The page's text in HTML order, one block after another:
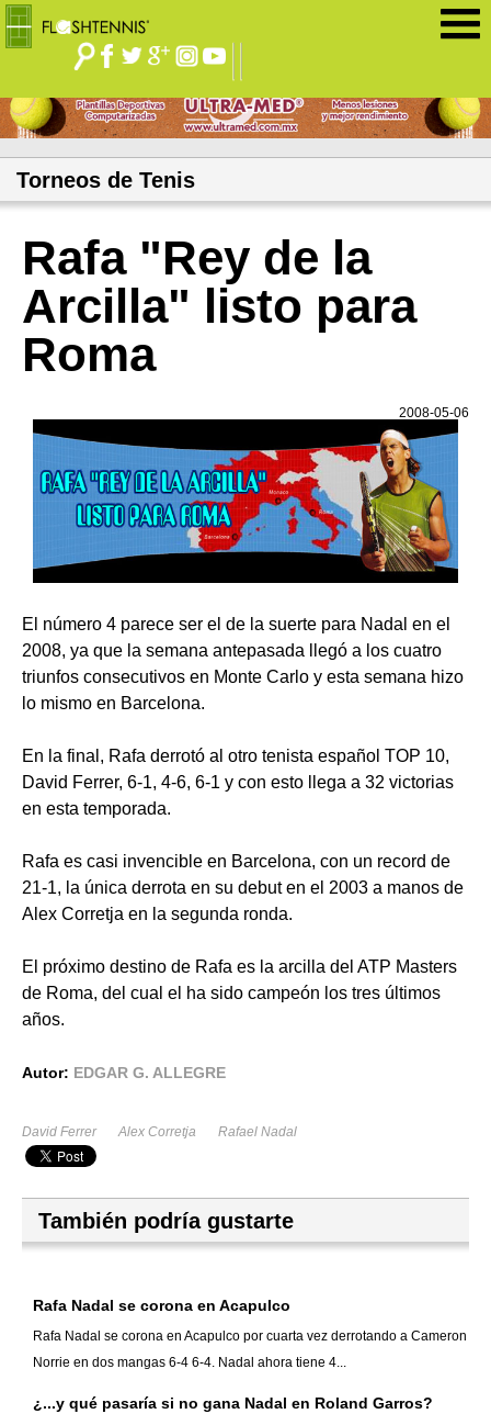
Torneos de Tenis
Rafa "Rey de la
Arcilla" listo para
Roma
2008-05-06
El número 4 parece ser el de la suerte para Nadal en el
2008, ya que la semana antepasada llegó a los cuatro
triunfos consecutivos en Monte Carlo y esta semana hizo
lo mismo en Barcelona.
En la final, Rafa derrotó al otro tenista español TOP 10,
David Ferrer, 6-1, 4-6, 6-1 y con esto llega a 32 victorias
en esta temporada.
Rafa es casi invencible en Barcelona, con un record de
21-1, la única derrota en su debut en el 2003 a manos de
Alex Corretja en la segunda ronda.
El próximo destino de Rafa es la arcilla del ATP Masters
de Roma, del cual el ha sido campeón los tres últimos
años.
Autor: EDGAR G. ALLEGRE
David Ferrer Alex Corretja Rafael Nadal
También podría gustarte
Rafa Nadal se corona en Acapulco
Rafa Nadal se corona en Acapulco por cuarta vez derrotando a Cameron
Norrie en dos mangas 6-4 6-4. Nadal ahora tiene 4...
¿...y qué pasaría si no gana Nadal en Roland Garros?